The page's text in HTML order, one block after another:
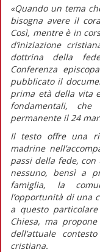
«Quando un tema
bisogna avere il
Così, mentre è in
d’iniziazione
dottrina della
Conferenza
pubblicato il
prima età della vita
fondamentali, che
permanente il 24
Il testo offre una
madrine
passi della fede,
nessuno, bensì a
famiglia, la
l’opportunità di una
a questo
Chiesa, ma
dell’attuale
cristiana.